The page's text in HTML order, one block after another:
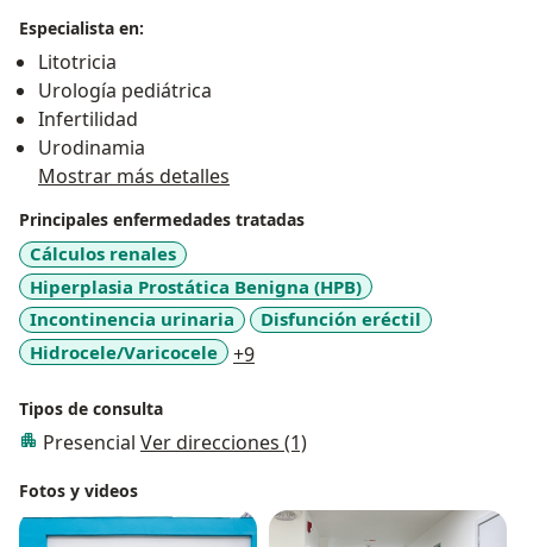
Especialista en:
Litotricia
Urología pediátrica
Infertilidad
Urodinamia
Mostrar más detalles
Principales enfermedades tratadas
Cálculos renales
Hiperplasia Prostática Benigna (HPB)
Incontinencia urinaria
Disfunción eréctil
Hidrocele/Varicocele
+9a11y_sr_more_diseases
Tipos de consulta
Presencial Ver direcciones (1)
Fotos y videos